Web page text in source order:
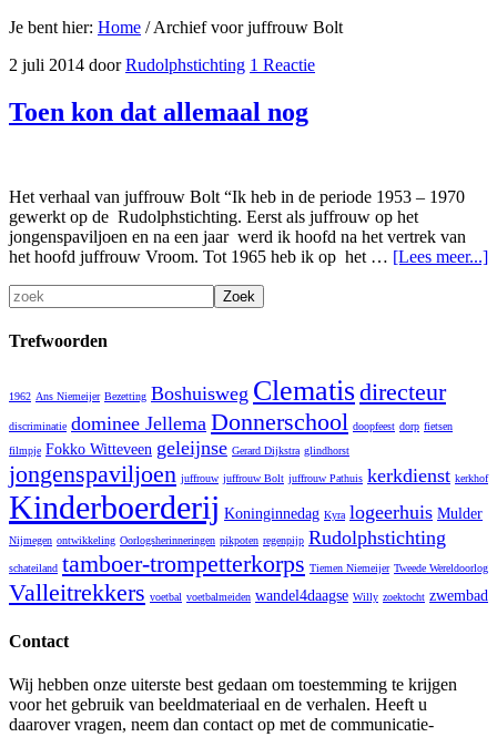
Je bent hier: Home /Archief voor juffrouw Bolt
2 juli 2014 doorRudolphstichting 1 Reactie
Toen kon dat allemaal nog
Het verhaal van juffrouw Bolt “Ik heb in de periode 1953 – 1970
gewerkt op de Rudolphstichting. Eerst als juffrouw op het
jongenspaviljoen en na een jaar werd ik hoofd na het vertrek van
het hoofd juffrouw Vroom. Tot 1965 heb ik op het … [Lees meer...]
Trefwoorden
1962 Ans Niemeijer Bezetting Boshuisweg Clematisdirecteur
discriminatie dominee Jellema Donnerschool doopfeest dorp fietsen
filmpje Fokko Witteveen geleijnse Gerard Dijkstra glindhorst
jongenspaviljoen juffrouw juffrouw Bolt juffrouw Pathuis kerkdienst kerkhof
Kinderboerderij Koninginnedag Kyra logeerhuis Mulder
Nijmegen ontwikkeling Oorlogsherinneringen pikpoten regenpijp Rudolphstichting
schateiland tamboer-trompetterkorps Tiemen Niemeijer Tweede Wereldoorlog
Valleitrekkers voetbal voetbalmeiden wandel4daagse Willy zoektocht zwembad
Contact
Wij hebben onze uiterste best gedaan om toestemming te krijgen
voor het gebruik van beeldmateriaal en de verhalen. Heeft u
daarover vragen, neem dan contact op met de communicatie-